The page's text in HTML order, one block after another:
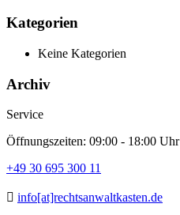
Kategorien
Keine Kategorien
Archiv
Service
Öffnungszeiten: 09:00 - 18:00 Uhr
+49 30 695 300 11
info[at]rechtsanwaltkasten.de